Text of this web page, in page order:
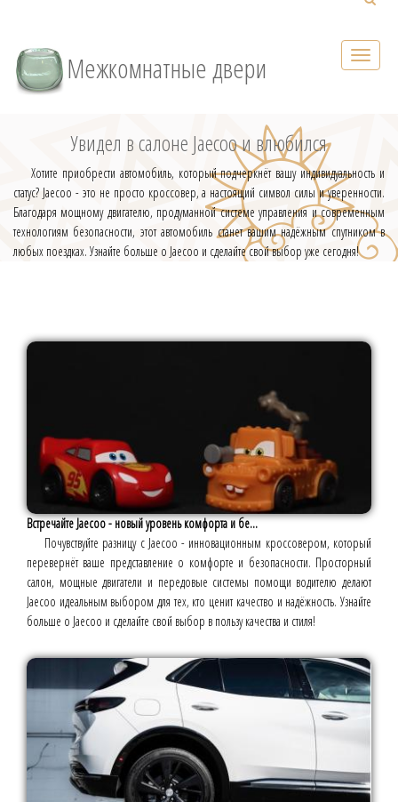
Межкомнатные двери
Увидел в салоне Jaecoo и влюбился
Хотите приобрести автомобиль, который подчеркнёт вашу индивидуальность и
статус? Jaecoo - это не просто кроссовер, а настоящий символ силы и уверенности.
Благодаря мощному двигателю, продуманной системе управления и современным
технологиям безопасности, этот автомобиль станет вашим надёжным спутником в
любых поездках. Узнайте больше о Jaecoo и сделайте свой выбор уже сегодня!
Встречайте Jaecoo - новый уровень комфорта и бе...
Почувствуйте разницу с Jaecoo - инновационным кроссовером, который
перевернёт ваше представление о комфорте и безопасности. Просторный
салон, мощные двигатели и передовые системы помощи водителю делают
Jaecoo идеальным выбором для тех, кто ценит качество и надёжность. Узнайте
больше о Jaecoo и сделайте свой выбор в пользу качества и стиля!